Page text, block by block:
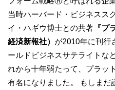
当時ハーバード・ビジネスス
イ・ハギウ博士との共著 『プ
経済新報社） が2010年に刊行
ールドビジネスサテライトな
れから十年弱たって、プラッ
有名になりました。 もしまだ